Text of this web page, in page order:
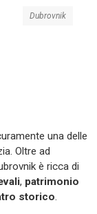
Dubrovnik
una delle
Oltre ad
è ricca di
, patrimonio
storico.